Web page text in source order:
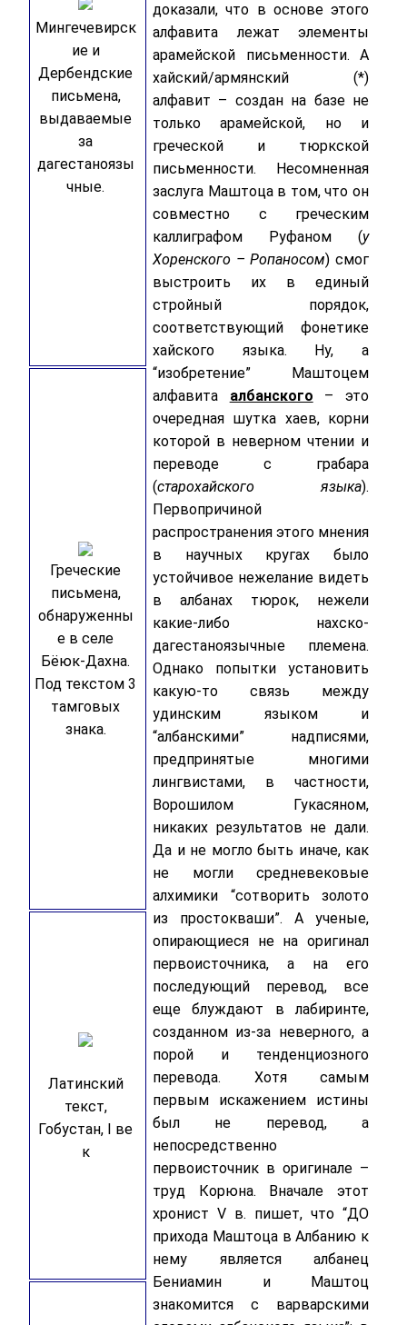
доказали, что в основе этого
алфавита лежат элементы
арамейской письменности. А
хайский/армянский (*)
алфавит – создан на базе не
только арамейской, но и
греческой и тюркской
письменности. Несомненная
заслуга Маштоца в том, что он
совместно с греческим
каллиграфом Руфаном (у
Хоренского – Ропаносом) смог
выстроить их в единый
стройный порядок,
соответствующий фонетике
хайского языка. Ну, а
“изобретение” Маштоцем
алфавита албанского – это
очередная шутка хаев, корни
которой в неверном чтении и
переводе с грабара
(старохайского языка).
Первопричиной
распространения этого мнения
в научных кругах было
устойчивое нежелание видеть
в албанах тюрок, нежели
какие-либо нахско-
дагестаноязычные племена.
Однако попытки установить
какую-то связь между
удинским языком и
“албанскими” надписями,
предпринятые многими
лингвистами, в частности,
Ворошилом Гукасяном,
никаких результатов не дали.
Да и не могло быть иначе, как
не могли средневековые
алхимики “сотворить золото
из простокваши”. А ученые,
опирающиеся не на оригинал
первоисточника, а на его
последующий перевод, все
еще блуждают в лабиринте,
созданном из-за неверного, а
порой и тенденциозного
перевода. Хотя самым
первым искажением истины
был не перевод, а
непосредственно
первоисточник в оригинале –
труд Корюна. Вначале этот
хронист V в. пишет, что “ДО
прихода Маштоца в Албанию к
нему является албанец
Бениамин и Маштоц
знакомится с варварскими
Мингечевирск
ие и
Дербендские
письмена,
выдаваемые
за
дагестаноязы
чные.
Греческие
письмена,
обнаруженны
е в селе
Бёюк-Дахна.
Под текстом 3
тамговых
знака.
Латинский
текст,
Гобустан, I ве
к